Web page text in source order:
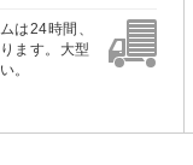
は24時間、
ます。大型
。